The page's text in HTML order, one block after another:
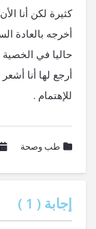
أخرجه بالعادة
حاليا في
أرجع لها أنا
للإهتمام .
طب وصحة
إجابة ( 1
)